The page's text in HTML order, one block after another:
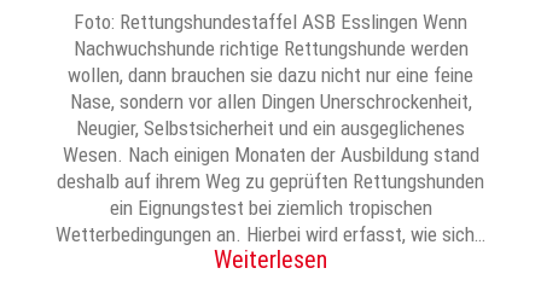
Foto: Rettungshundestaffel ASB Esslingen Wenn
Nachwuchshunde richtige Rettungshunde werden
wollen, dann brauchen sie dazu nicht nur eine feine
Nase, sondern vor allen Dingen Unerschrockenheit,
Neugier, Selbstsicherheit und ein ausgeglichenes
Wesen. Nach einigen Monaten der Ausbildung stand
deshalb auf ihrem Weg zu geprüften Rettungshunden
ein Eignungstest bei ziemlich tropischen
Wetterbedingungen an. Hierbei wird erfasst, wie sich…
Weiterlesen